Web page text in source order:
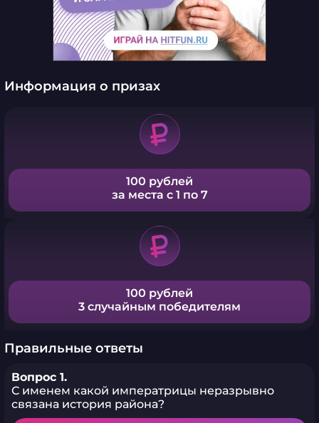
Информация о призах
100 рублей
за места с 1 по 7
100 рублей
3 случайным победителям
Правильные ответы
Вопрос 1.
С именем какой императрицы неразрывно
связана история района?